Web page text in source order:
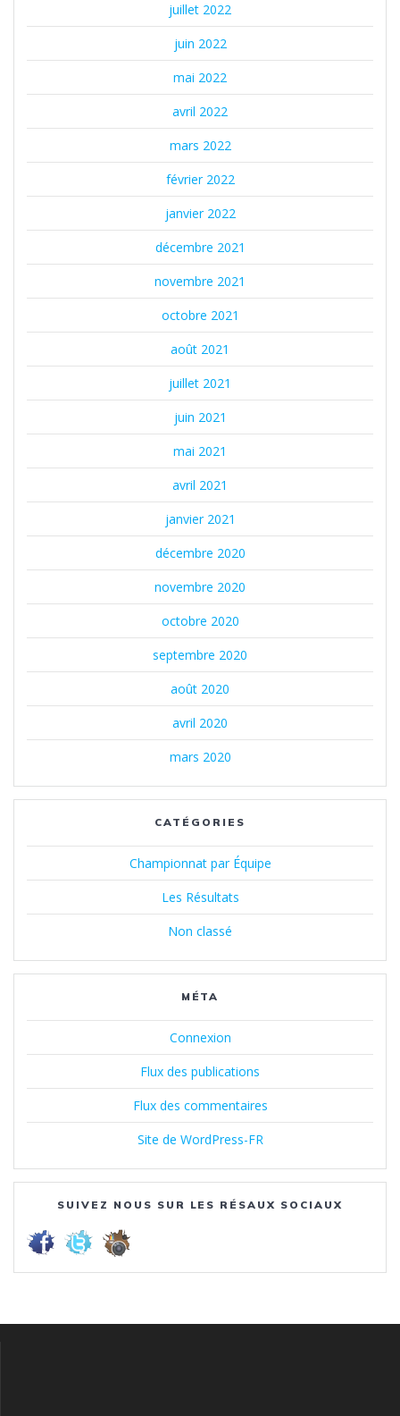
juillet 2022
juin 2022
mai 2022
avril 2022
mars 2022
février 2022
janvier 2022
décembre 2021
novembre 2021
octobre 2021
août 2021
juillet 2021
juin 2021
mai 2021
avril 2021
janvier 2021
décembre 2020
novembre 2020
octobre 2020
septembre 2020
août 2020
avril 2020
mars 2020
CATÉGORIES
Championnat par Équipe
Les Résultats
Non classé
MÉTA
Connexion
Flux des publications
Flux des commentaires
Site de WordPress-FR
SUIVEZ NOUS SUR LES RÉSAUX SOCIAUX